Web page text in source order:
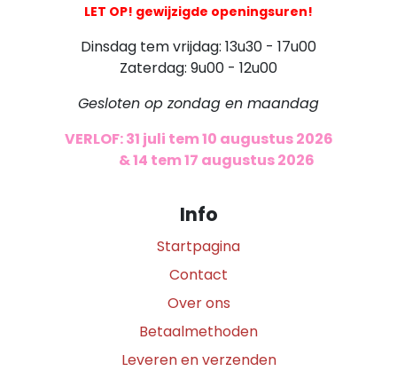
LET OP! gewijzigde openingsuren!
Dinsdag tem vrijdag: 13u30 - 17u00
Zaterdag: 9u00 - 12u00
Gesloten op zondag en maandag
VERLOF: 31 juli tem 10 augustus 2026
& 14 tem 17 augustus 2026
Info
Startpagina
Contact
Over ons
Betaalmethoden
Leveren en verzenden